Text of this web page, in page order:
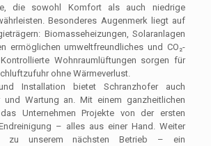
die sowohl Komfort als auch niedrige
Besonderes Augenmerk liegt auf
Biomasseheizungen, Solaranlagen
ermöglichen umweltfreundliches und CO₂-
Wohnraumlüftungen sorgen für
ohne Wärmeverlust.
Installation bietet Schranzhofer auch
und Wartung an. Mit einem ganzheitlichen
Unternehmen Projekte von der ersten
– alles aus einer Hand. Weiter
zu unserem nächsten Betrieb – ein